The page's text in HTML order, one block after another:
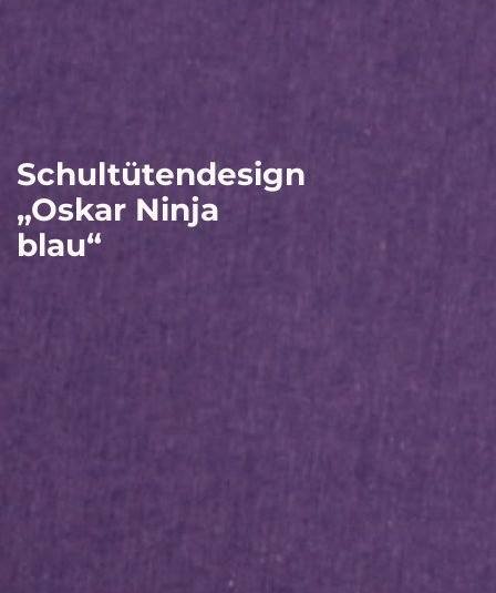
Schultütendesign
„Oskar Ninja
blau“